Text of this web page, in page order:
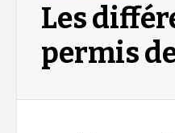
Les
permis